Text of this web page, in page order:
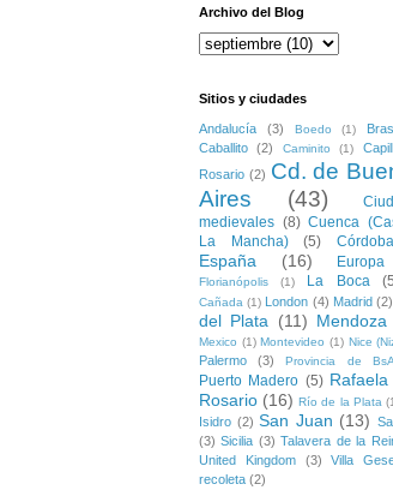
Archivo del Blog
Sitios y ciudades
Andalucía (3) Boedo (1)
Caballito
(2) Caminito (1)
Rosario (2) Cd. de
Aires
(43)
medievales (8) Cuenca
La Mancha)
(5) Córdoba
España (16) Europa
Florianópolis (1) La Boca
Cañada (1) London (4) Madrid (2)
del Plata (11) Mendoza
Mexico (1) Montevideo (1) Nice
Palermo (3) Provincia de
Puerto Madero (5) Rafaela
Rosario (16) Río de la Plata
Isidro (2) San Juan (13)
(3) Sicilia (3) Talavera de la
United Kingdom
(3) Villa
recoleta (2)